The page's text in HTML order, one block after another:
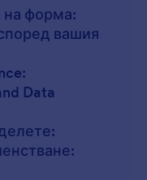
на форма:
вашия
Data